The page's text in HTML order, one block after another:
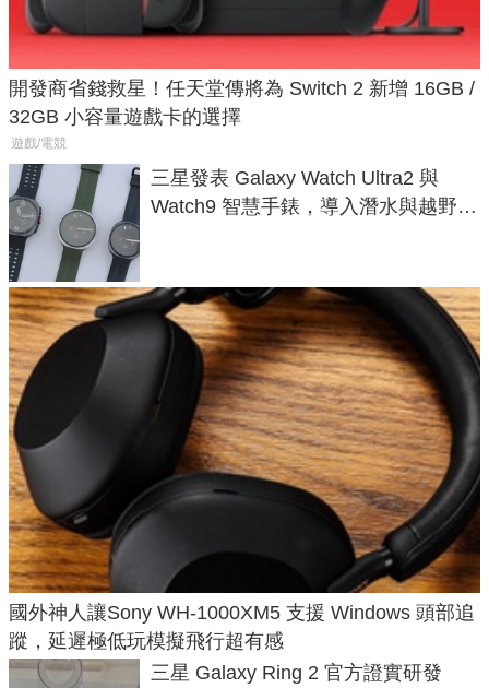
開發商省錢救星！任天堂傳將為 Switch 2 新增 16GB /
32GB 小容量遊戲卡的選擇
遊戲/電競
三星發表 Galaxy Watch Ultra2 與
Watch9 智慧手錶，導入潛水與越野跑
國外神人讓Sony WH-1000XM5 支援 Windows 頭部追
蹤，延遲極低玩模擬飛行超有感
三星 Galaxy Ring 2 官方證實研發